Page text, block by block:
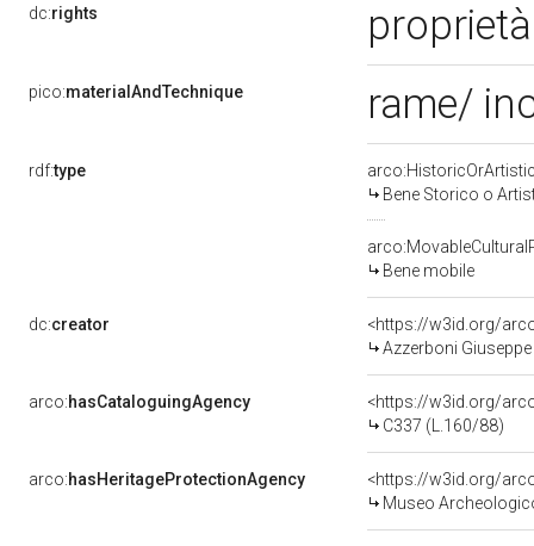
dc:rights
pico:materialAndTechnique rame/
rdf:type
Bene Storico o
Bene mobile
dc:creator
<https://w3id.org/
Azzerboni
arco:hasCataloguingAgency
<https://w3id.org/
C337 (L.160/88)
arco:hasHeritageProtectionAgency
<https://w3id.org/
Museo